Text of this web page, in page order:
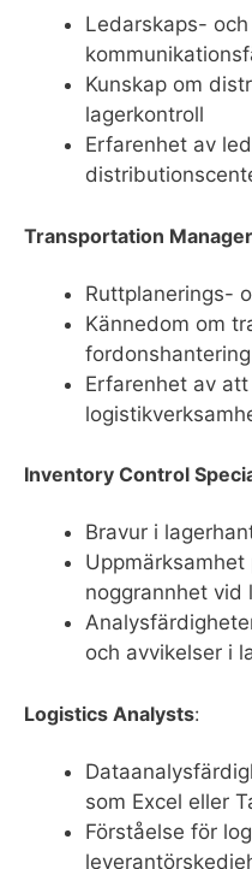
Ledarskaps- och
Kunskap om
lagerkontroll
Erfarenhet av
Transportation
Ruttplanerings-
Kännedom om
fordonshantering
Erfarenhet av
Inventory Control
Bravur i
noggrannhet vid
och avvikelser i
Logistics Analysts:
som Excel eller
Förståelse för